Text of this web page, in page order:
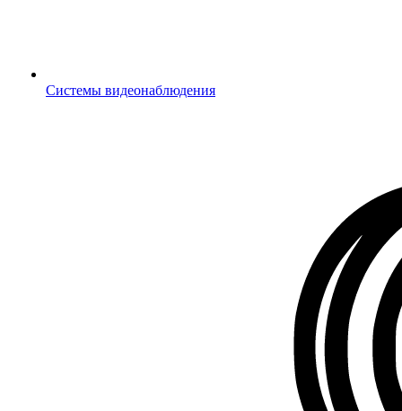
Системы видеонаблюдения